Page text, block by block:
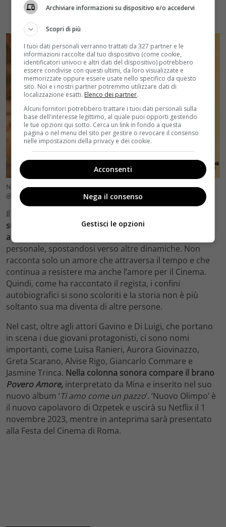
Nuovo Olimpo, arriva il film di Ferzan Ozpetek (Foto Instagram
@netflixit) velvetcinema.it
Il punto di partenza è, a quanto pare,
successa allo stesso Ferzan, ma pian piano si è poi
allargata.
personale, spostandosi verso altre dinamiche. Non
racconta solo un amore che attraversa il tempo e che
continua a resistere ma anche l’amore per il Cinema.
Quindi, come ha raccontato il regista, i confini
autobiografici si sono scoloriti e la storia non è più
soltanto sua ma diventa di altre persone.
Nel cast, oltre agli attori Gavino e Di Luigi, che portano
in scena i due giovani protagonisti, ci sono nomi
importanti, come Luisa Ranieri, Aurora Giovinazzo,
Greta Scarano, Alvise Rigo, Giancarlo Commare e
Jasmine Trinca. Nella colonna sonora compare il brano
Povero Amore, interpretato da Mina e inserito nel suo
nuovo album ‘Ti amo come un pazzo‘. ‘Nuovo Olimpo’ è
il nuovo capolavoro di Ozpetek e uscirà su Netflix il 1
novembre 2023, mentre in anteprima sarà presentato
alla Festa del Cinema di Roma.
Archiviare informazioni su dispositivo e/o accedervi
Scopri di più
I tuoi dati personali verranno trattati da 327 partner e le
informazioni raccolte dal tuo dispositivo (come cookie,
identificatori univoci e altri dati del dispositivo) potrebbero
essere condivise con questi ultimi, da loro visualizzate e
memorizzate oppure essere usate nello specifico da questo
sito. Noi e i nostri partner potremmo utilizzare dati di
localizzazione esatti. Elenco dei partner.
Alcuni fornitori potrebbero trattare i tuoi dati personali sulla
base dell'interesse legittimo, al quale puoi opporti gestendo
le tue opzioni qui sotto. Cerca un link in fondo a questa
pagina o nel menu del sito per gestire o revocare il consenso
nelle impostazioni della privacy e dei cookie.
Acconsenti
Nega il consenso
Gestisci le opzioni